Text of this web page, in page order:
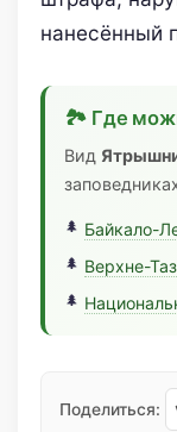
нанесённый
🏞 Где
Вид
Байкало-
Верхне-
Поделиться: